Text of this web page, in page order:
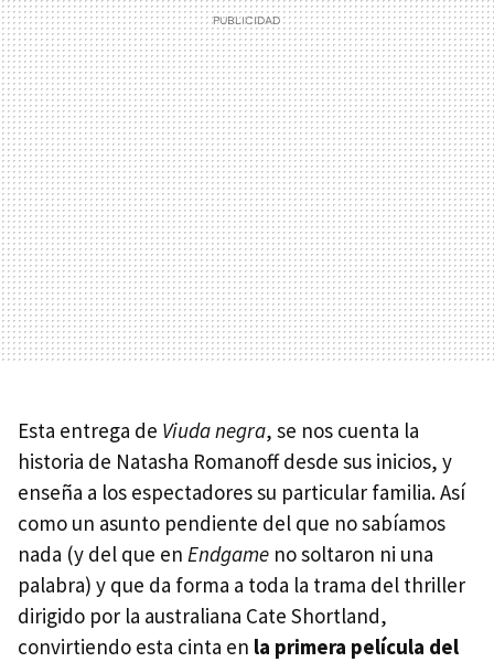
Esta entrega de Viuda negra, se nos cuenta la
historia de Natasha Romanoff desde sus inicios, y
enseña a los espectadores su particular familia. Así
como un asunto pendiente del que no sabíamos
nada (y del que en Endgame no soltaron ni una
palabra) y que da forma a toda la trama del thriller
dirigido por la australiana Cate Shortland,
convirtiendo esta cinta en la primera película del